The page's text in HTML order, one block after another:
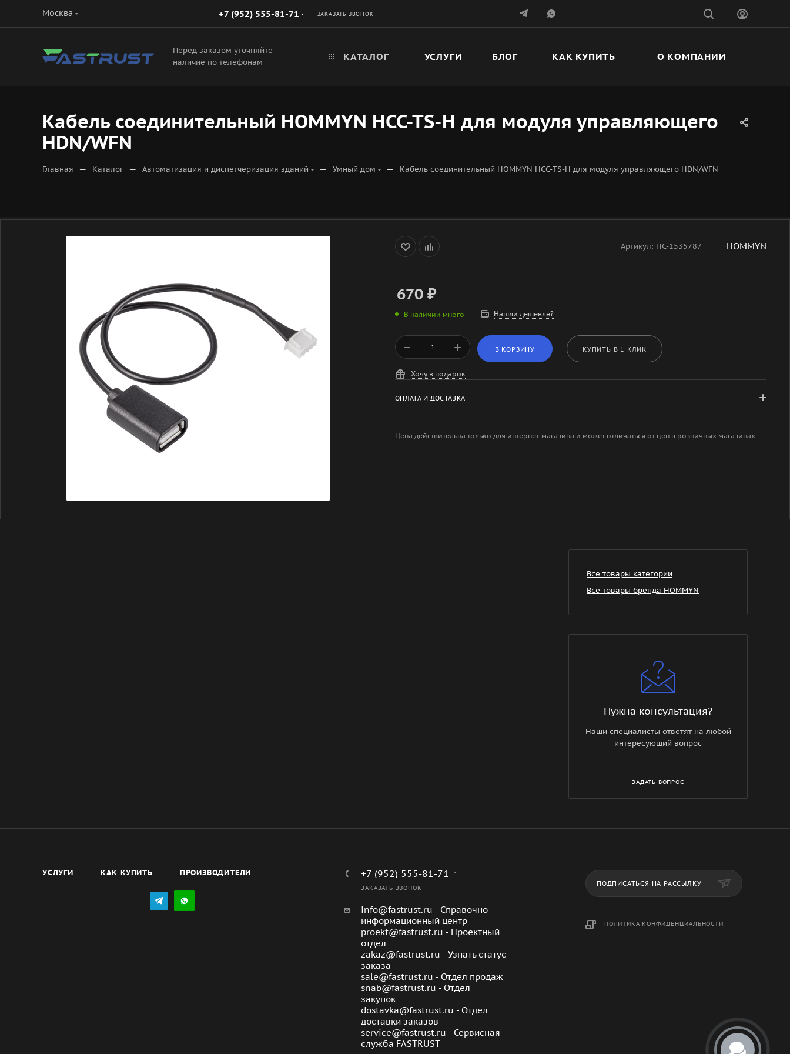
Москва +7 (952) 555-81-71 ЗАКАЗАТЬ ЗВОНОК
Перед заказом уточняйте
наличие по телефонам
КАТАЛОГ УСЛУГИ БЛОГ КАК КУПИТЬ О КОМПАНИИ
Кабель соединительный HOMMYN HCC-TS-H для модуля управляющего
HDN/WFN
Главная — Каталог — Автоматизация и диспетчеризация зданий — Умный дом — Кабель соединительный HOMMYN HCC-TS-H для модуля управляющего HDN/WFN
Артикул: НС-1535787 HOMMYN
670 ₽
В наличии много Нашли дешевле?
В КОРЗИНУ КУПИТЬ В 1 КЛИК
Хочу в подарок
ОПЛАТА И ДОСТАВКА
Цена действительна только для интернет-магазина и может отличаться от цен в розничных магазинах
Все товары категории
Все товары бренда HOMMYN
Нужна консультация?
Наши специалисты ответят на любой
интересующий вопрос
ЗАДАТЬ ВОПРОС
УСЛУГИ КАК КУПИТЬ ПРОИЗВОДИТЕЛИ +7 (952) 555-81-71
ЗАКАЗАТЬ ЗВОНОК
info@fastrust.ru - Справочно-
информационный центр
proekt@fastrust.ru - Проектный
отдел
zakaz@fastrust.ru - Узнать статус
заказа
sale@fastrust.ru - Отдел продаж
snab@fastrust.ru - Отдел
закупок
dostavka@fastrust.ru - Отдел
доставки заказов
service@fastrust.ru - Сервисная
служба FASTRUST
ПОДПИСАТЬСЯ НА РАССЫЛКУ
ПОЛИТИКА КОНФИДЕНЦИАЛЬНОСТИ